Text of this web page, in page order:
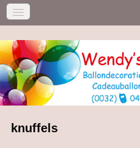
knuffels